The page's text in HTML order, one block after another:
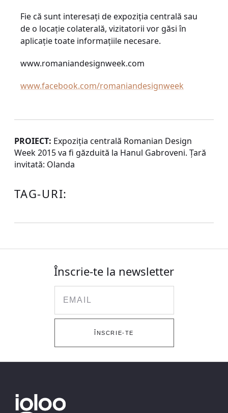
Fie că sunt interesați de expoziția centrală sau
de o locație colaterală, vizitatorii vor găsi în
aplicație toate informațiile necesare.
www.romaniandesignweek.com
www.facebook.com/romaniandesignweek
PROIECT: Expoziția centrală Romanian Design
Week 2015 va fi găzduită la Hanul Gabroveni. Țară
invitată: Olanda
TAG-URI:
Înscrie-te la newsletter
ÎNSCRIE-TE